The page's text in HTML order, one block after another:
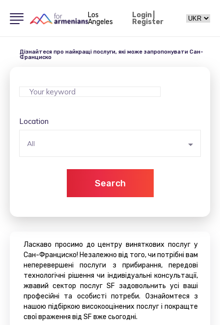
Los
Angeles
Login|
Register
Дізнайтеся про найкращі послуги, які може запропонувати Сан-
Франциско
Location
All
Search
Ласкаво просимо до центру виняткових послуг у
Сан-Франциско! Незалежно від того, чи потрібні вам
неперевершені послуги з прибирання, передові
технологічні рішення чи індивідуальні консультації,
жвавий сектор послуг SF задовольнить усі ваші
професійні та особисті потреби. Ознайомтеся з
нашою підбіркою високооцінених послуг і покращте
свої враження від SF вже сьогодні.